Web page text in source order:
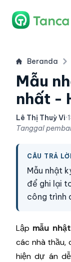
Beranda
Mẫu
nhất -
Lê Thị Thuỳ Vi·
Tanggal
CÂU TRẢ
Mẫu nhật
để ghi lại
công trình
Lập mẫu
các nhà thầu,
hiện dự án